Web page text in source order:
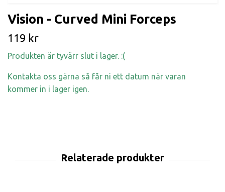
Vision - Curved Mini Forceps
119 kr
Produkten är tyvärr slut i lager. :(
Kontakta oss gärna så får ni ett datum när varan
kommer in i lager igen.